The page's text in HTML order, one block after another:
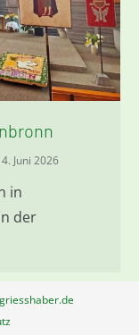
4. Juni 2026
in
der